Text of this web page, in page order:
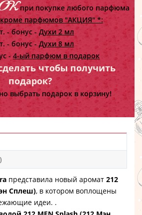
при покупке любого парфюма
кроме парфюмов "АКЦИЯ" *:
- бонус - Духи 2 мл
- бонус -Духи 8 мл
- 4-ый парфюм в подарок
чтобы получить
подарок?
выбрать подарок в корзину!
представила новый аромат 212
Сплеш), в котором воплощены
идеи. .